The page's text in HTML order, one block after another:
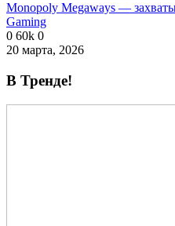
Monopoly Megaways —
Gaming
0 60k 0
20 марта, 2026
В Тренде!